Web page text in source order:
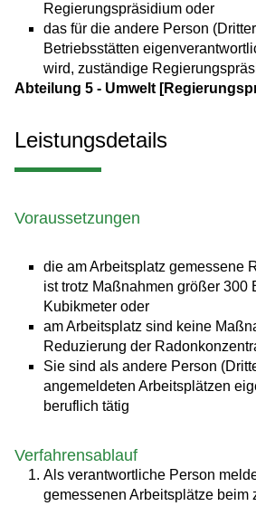
Regierungspräsidium oder
das für die andere Person
Betriebsstätten
wird, zuständige
Abteilung 5 - Umwelt
Leistungsdetails
Voraussetzungen
die am Arbeitsplatz gemessene
ist trotz Maßnahmen größer 300
Kubikmeter oder
am Arbeitsplatz sind keine
Reduzierung der
Sie sind als andere Person
angemeldeten Arbeitsplätzen
beruflich tätig
Verfahrensablauf
Als verantwortliche Person
gemessenen Arbeitsplätze beim